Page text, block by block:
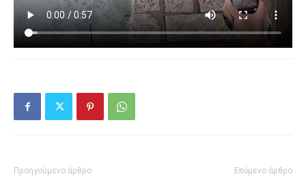
Προηγούμενο άρθρο Επόμενο άρθρο